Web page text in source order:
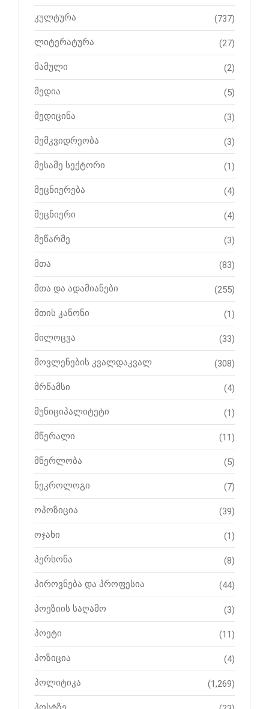
კულტურა (737)
ლიტერატურა (27)
მამული (2)
მედია (5)
მედიცინა (3)
მემკვიდრეობა (3)
მესამე სექტორი (1)
მეცნიერება (4)
მეცნიერი (4)
მეწარმე (3)
მთა (83)
მთა და ადამიანები (255)
მთის კანონი (1)
მილოცვა (33)
მოვლენების კვალდაკვალ (308)
მრწამსი (4)
მუნიციპალიტეტი (1)
მწერალი (11)
მწერლობა (5)
ნეკროლოგი (7)
ოპოზიცია (39)
ოჯახი (1)
პერსონა (8)
პიროვნება და პროფესია (44)
პოეზიის საღამო (3)
პოეტი (11)
პოზიცია (4)
პოლიტიკა (1,269)